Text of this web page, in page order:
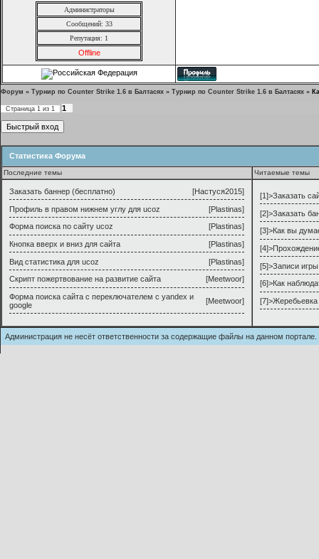
Администраторы
Сообщений: 33
Репутация: 1
Offline
Форум » Турнир по Counter Strike 1.6 в Балтасях » Турнир по Counter Strike 1.6 в Балтасях »
Страница 1 из 1 1
Статистика Форума
Последние темы Читаемые темы
Заказать баннер (бесплатно) [Настуся2015]
Профиль в правом нижнем углу для ucoz [Plastinas]
Форма поиска по сайту ucoz [Plastinas]
Кнопка вверх и вниз для сайта [Plastinas]
Вид статистика для ucoz [Plastinas]
Скрипт пожертвование на развитие сайта [Meetwoor]
Форма поиска сайта с переключателем с yandex и
google
[Meetwoor]
[1]>Заказать
[2]>Заказать
[3]>Как вы
[4]>
[5]>Записи
[6]>Как
[7]>
Администрация не несёт ответственности за содержащие файлы на данном